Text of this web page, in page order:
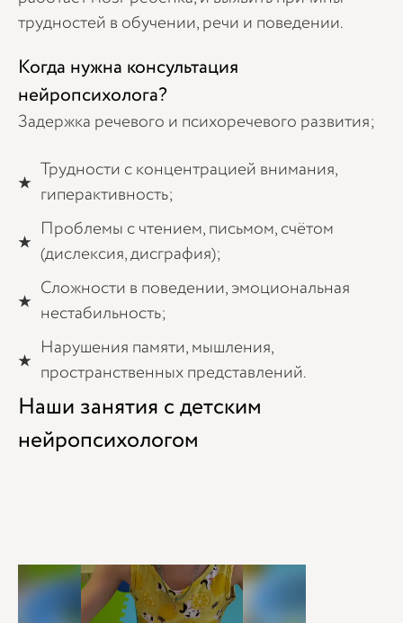
трудностей в обучении, речи и поведении.
Когда нужна консультация
нейропсихолога?
Задержка речевого и психоречевого развития;
Трудности с концентрацией внимания,
гиперактивность;
Проблемы с чтением, письмом, счётом
(дислексия, дисграфия);
Сложности в поведении, эмоциональная
нестабильность;
Нарушения памяти, мышления,
пространственных представлений.
Наши занятия с детским
нейропсихологом